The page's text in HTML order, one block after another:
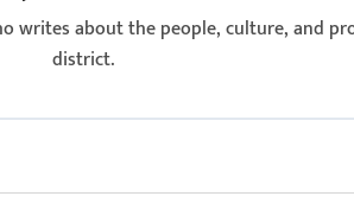
writes about the people, culture, and
district.